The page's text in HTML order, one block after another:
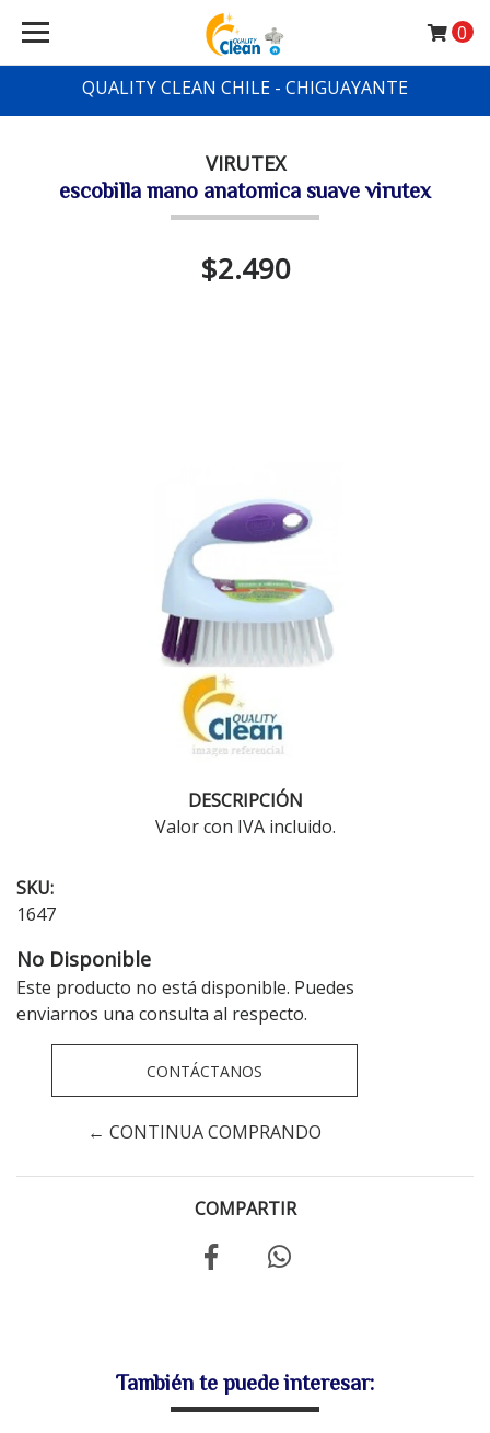
QUALITY CLEAN CHILE - CHIGUAYANTE
0
VIRUTEX
escobilla mano anatomica suave virutex
$2.490
DESCRIPCIÓN
Valor con IVA incluido.
SKU:
1647
No Disponible
Este producto no está disponible. Puedes
enviarnos una consulta al respecto.
CONTÁCTANOS
← CONTINUA COMPRANDO
COMPARTIR
También te puede interesar: